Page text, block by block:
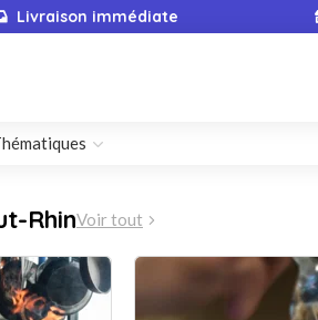
Livraison immédiate
RhinVoir tout